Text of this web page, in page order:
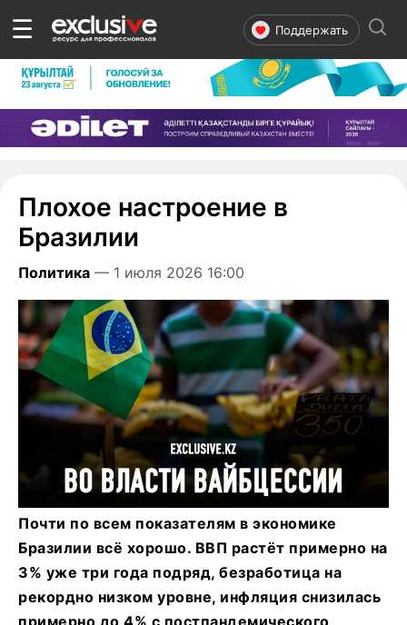
☰ Поддержать
Плохое настроение в
Бразилии
Политика — 1 июля 2026 16:00
Почти по всем показателям в экономике
Бразилии всё хорошо. ВВП растёт примерно на
3% уже три года подряд, безработица на
рекордно низком уровне, инфляция снизилась
примерно до 4% с постпандемического